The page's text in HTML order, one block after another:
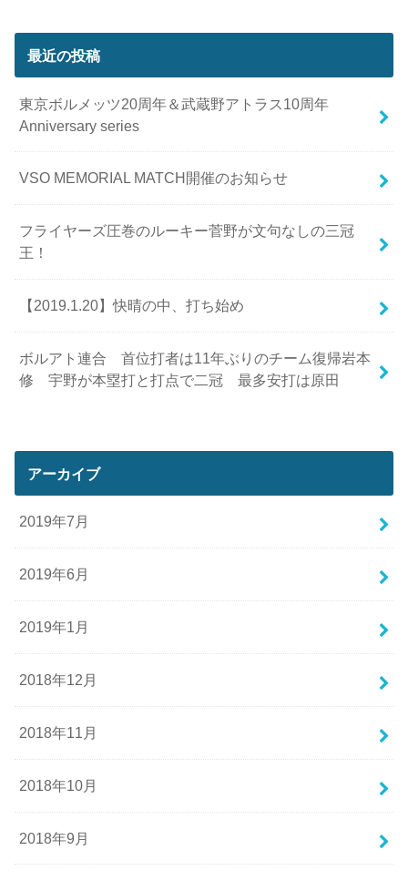
最近の投稿
東京ボルメッツ20周年＆武蔵野アトラス10周年
Anniversary series
VSO MEMORIAL MATCH開催のお知らせ
フライヤーズ圧巻のルーキー菅野が文句なしの三冠
王！
【2019.1.20】快晴の中、打ち始め
ボルアト連合 首位打者は11年ぶりのチーム復帰岩本
修 宇野が本塁打と打点で二冠 最多安打は原田
アーカイブ
2019年7月
2019年6月
2019年1月
2018年12月
2018年11月
2018年10月
2018年9月